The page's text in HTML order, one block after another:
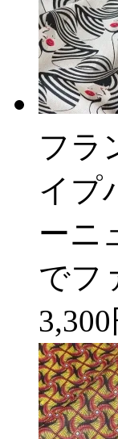
フラ
イプ
ーニ
でフ